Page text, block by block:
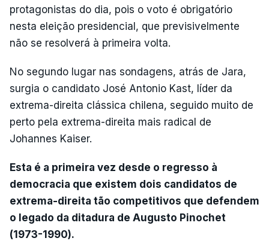
protagonistas do dia, pois o voto é obrigatório
nesta eleição presidencial, que previsivelmente
não se resolverá à primeira volta.
No segundo lugar nas sondagens, atrás de Jara,
surgia o candidato José Antonio Kast, líder da
extrema-direita clássica chilena, seguido muito de
perto pela extrema-direita mais radical de
Johannes Kaiser.
Esta é a primeira vez desde o regresso à
democracia que existem dois candidatos de
extrema-direita tão competitivos que defendem
o legado da ditadura de Augusto Pinochet
(1973-1990).